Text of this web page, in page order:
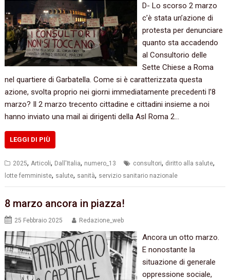
D- Lo scorso 2 marzo
c’è stata un’azione di
protesta per denunciare
quanto sta accadendo
al Consultorio delle
Sette Chiese a Roma
nel quartiere di Garbatella. Come si è caratterizzata questa
azione, svolta proprio nei giorni immediatamente precedenti l’8
marzo? Il 2 marzo trecento cittadine e cittadini insieme a noi
hanno inviato una mail ai dirigenti della Asl Roma 2…
LEGGI DI PIÙ
2025, Articoli, Dall'Italia, numero_13 consultori, diritto alla salute,
lotte femministe, salute, sanità, servizio sanitario nazionale
8 marzo ancora in piazza!
25 Febbraio 2025 Redazione_web
Ancora un otto marzo.
E nonostante la
situazione di generale
oppressione sociale,